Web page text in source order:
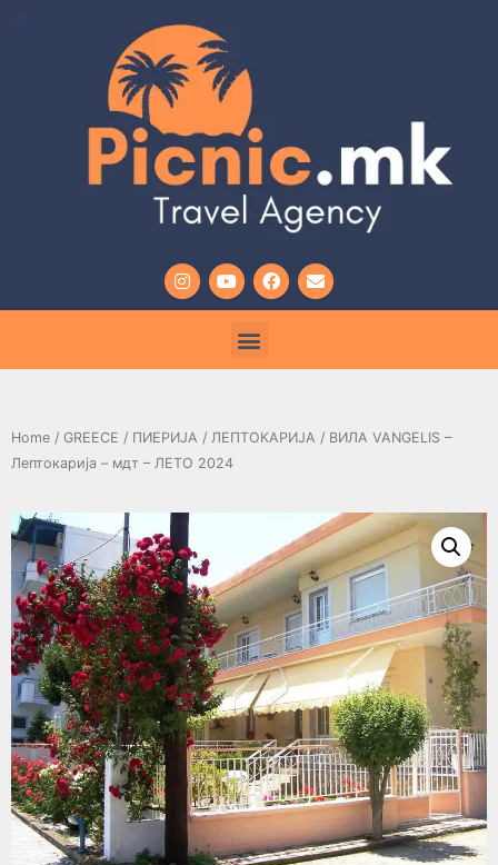
Home / GREECE / ПИЕРИЈА / ЛЕПТОКАРИЈА / ВИЛА VANGELIS –
Лептокарија – мдт – ЛЕТО 2024